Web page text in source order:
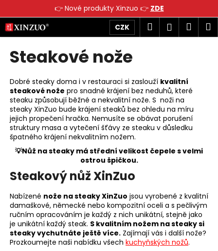
👉 Nové produkty Xinzuo 👉 ZDE
Přejít
na
obsah
CZK Hledat
Steakové nože
Dobré steaky doma i v restauraci si zaslouží kvalitní
steakové nože pro snadné krájení bez neduhů, které
steaku způsobují běžné a nekvalitní nože. S noži na
steaky XinZuo bude krájení steaků bez ohledu na míru
jejich propečení hračka. Nemusíte se obávat porušení
struktury masa a vytečení šťávy ze steaku v důsledku
špatného krájení nekvalitním nožem.
💡Nůž na steaky má střední velikost čepele s velmi
ostrou špičkou.
Steakový nůž XinZuo
Nabízené nože na steaky XinZuo jsou vyrobené z kvalitní
damaškové, německé nebo kompozitní oceli a s pečlivým
ručním opracováním je každý z nich unikátní, stejně jako
je unikátní každý steak. S kvalitním nožem na steaky si
steaky vychutnáte ještě více. Zajímají vás i další nože?
Prozkoumejte naši nabídku všech kuchyňských nožů.
o
š Zpět
Zpět
C
o
p
o
t
ř
e
b
u
e
t
e
n
a
j